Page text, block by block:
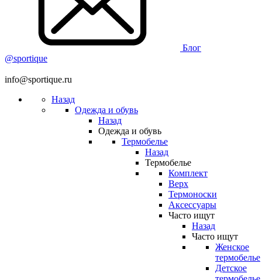
Блог
@sportique
info@sportique.ru
Назад
Одежда и обувь
Назад
Одежда и обувь
Термобелье
Назад
Термобелье
Комплект
Верх
Термоноски
Аксессуары
Часто ищут
Назад
Часто ищут
Женское
термобелье
Детское